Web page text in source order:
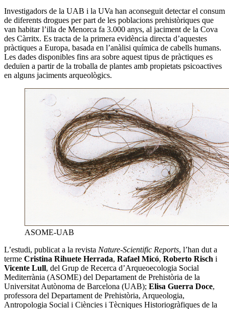
Investigadors de la UAB i la UVa han aconseguit detectar el consum
de diferents drogues per part de les poblacions prehistòriques que
van habitar l’illa de Menorca fa 3.000 anys, al jaciment de la Cova
des Càrritx. Es tracta de la primera evidència directa d’aquestes
pràctiques a Europa, basada en l’anàlisi química de cabells humans.
Les dades disponibles fins ara sobre aquest tipus de pràctiques es
deduïen a partir de la troballa de plantes amb propietats psicoactives
en alguns jaciments arqueològics.
ASOME-UAB
L’estudi, publicat a la revista Nature-Scientific Reports, l’han dut a
terme Cristina Rihuete Herrada, Rafael Micó, Roberto Risch i
Vicente Lull, del Grup de Recerca d’Arqueoecologia Social
Mediterrània (ASOME) del Departament de Prehistòria de la
Universitat Autònoma de Barcelona (UAB); Elisa Guerra Doce,
professora del Departament de Prehistòria, Arqueologia,
Antropologia Social i Ciències i Tècniques Historiogràfiques de la